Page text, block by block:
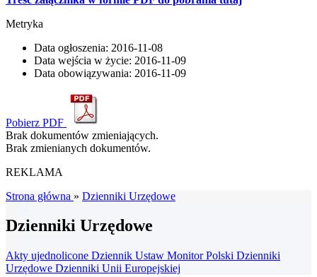
Metryka
Data ogłoszenia: 2016-11-08
Data wejścia w życie: 2016-11-09
Data obowiązywania: 2016-11-09
Pobierz PDF
Brak dokumentów zmieniających.
Brak zmienianych dokumentów.
REKLAMA
Strona główna » Dzienniki Urzędowe
Dzienniki Urzędowe
Akty ujednolicone Dziennik Ustaw Monitor Polski Dzienniki
Urzędowe Dzienniki Unii Europejskiej